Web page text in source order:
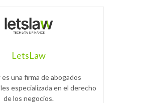
LetsLaw
una firma de abogados
especializada en el derecho
de los negocios.